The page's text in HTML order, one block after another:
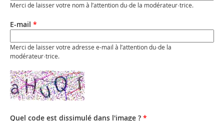
Merci de laisser votre nom à l’attention du·de la modérateur·trice.
E-mail *
Merci de laisser votre adresse e-mail à l’attention du·de la
modérateur·trice.
Quel code est dissimulé dans l'image ? *